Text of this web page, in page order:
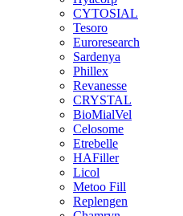
CYTOSIAL
Tesoro
Euroresearch
Sardenya
Phillex
Revanesse
CRYSTAL
BioMialVel
Celosome
Etrebelle
HAFiller
Licol
Metoo Fill
Replengen